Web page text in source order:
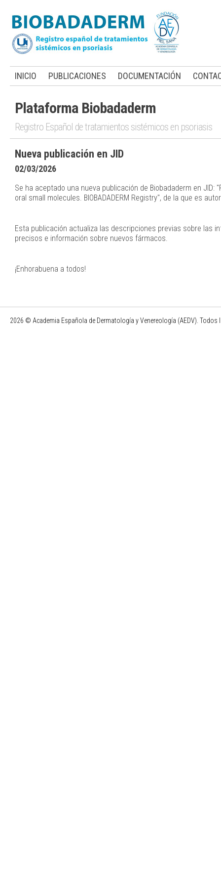
INICIO PUBLICACIONES DOCUMENTACIÓN
Plataforma Biobadaderm
Registro Español de tratamientos sistémicos en psoriasis
Nueva publicación en JID
02/03/2026
Se ha aceptado una nueva publicación de Biobadaderm en JID: "
oral small molecules. BIOBADADERM Registry", de la que es
Esta publicación actualiza las descripciones previas sobre las
precisos e información sobre nuevos fármacos.
¡Enhorabuena a todos!
2026 © Academia Española de Dermatología y Venereología (AEDV). Todos